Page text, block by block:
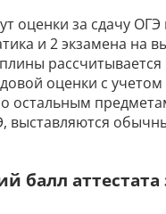
оценки за сдачу ОГЭ
и 2 экзамена на
рассчитывается
оценки с учетом
остальным
выставляются
балл аттестата